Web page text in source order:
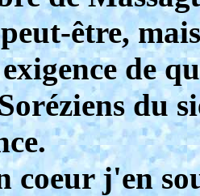
être,
de
du
coeur j'en